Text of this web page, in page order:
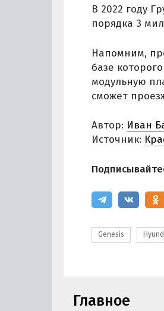
В 2022 году
порядка 3
Напомним,
базе
модульную
сможет
Автор: Иван
Источник:
Genesis
Главное